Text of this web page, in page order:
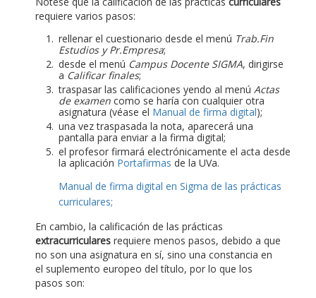
requiere varios pasos:
rellenar el cuestionario desde el menú Trab.Fin
Estudios y Pr.Empresa;
desde el menú Campus Docente SIGMA, dirigirse
a Calificar finales;
traspasar las calificaciones yendo al menú Actas
de examen como se haría con cualquier otra
asignatura (véase el Manual de firma digital);
una vez traspasada la nota, aparecerá una
pantalla para enviar a la firma digital;
el profesor firmará electrónicamente el acta desde
la aplicación Portafirmas de la UVa.
Manual de firma digital en Sigma de las prácticas
curriculares;
En cambio, la calificación de las prácticas
extracurriculares requiere menos pasos, debido a que
no son una asignatura en sí, sino una constancia en
el suplemento europeo del título, por lo que los
pasos son: